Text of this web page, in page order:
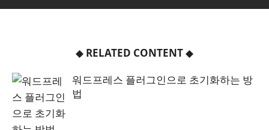
◆ RELATED CONTENT◆
워드프레스 플러그인으로 초기화하는 방
법